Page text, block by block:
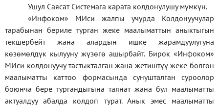
Ушул Саясат Системага карата колдонулушу мүмкүн.
«Инфоком» МИси жалпы учурда Колдонуучулар
тарабынан бериле турган жеке маалыматтын аныктыгын
текшербейт жана алардын ишке жарамдуулугуна
көзөмөлдүк кылууну жүзөгө ашырбайт. Бирок «Инфоком»
МИси колдонуучу тастыкталган жана жетиштүү жеке болгон
маалыматты каттоо формасында сунушталган суроолор
боюнча бере тургандыгына таянат жана бул маалыматты
актуалдуу абалда колдоп турат. Анык эмес маалыматты